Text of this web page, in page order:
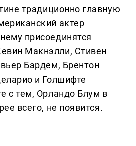
традиционно главную
актер
присоединятся
Макнэлли, Стивен
Бардем, Брентон
и Голшифте
с тем, Орландо Блум в
всего, не появится.